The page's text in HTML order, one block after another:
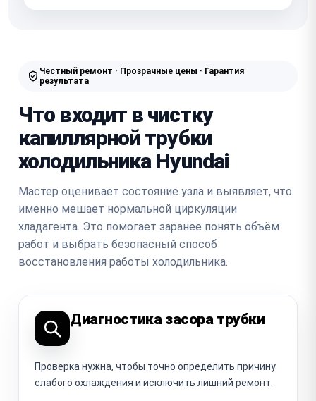
Честный ремонт · Прозрачные цены · Гарантия
результата
Что входит в чистку
капиллярной трубки
холодильника Hyundai
Мастер оценивает состояние узла и выявляет, что
именно мешает нормальной циркуляции
хладагента. Это помогает заранее понять объём
работ и выбрать безопасный способ
восстановления работы холодильника.
Диагностика засора трубки
Проверка нужна, чтобы точно определить причину
слабого охлаждения и исключить лишний ремонт.